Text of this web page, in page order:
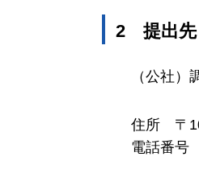
2 提出先
（公社）
住所 〒
電話番号